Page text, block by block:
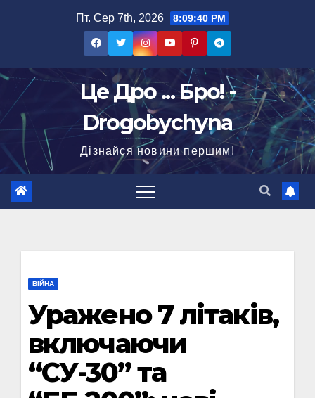
Пт. Сер 7th, 2026 8:09:41 PM
Це Дро ... Бро! -
Drogobychyna
Дізнайся новини першим!
ВІЙНА
Уражено 7 літаків,
включаючи
“СУ-30” та